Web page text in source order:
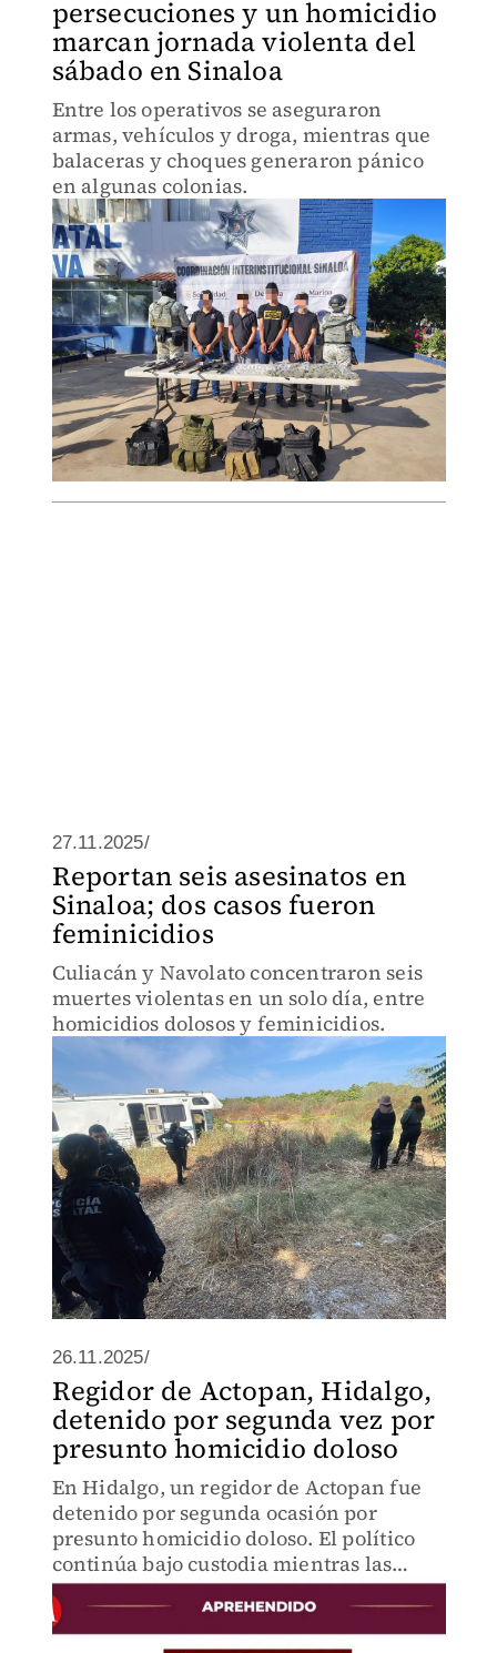
persecuciones y un homicidio
marcan jornada violenta del
sábado en Sinaloa
Entre los operativos se aseguraron
armas, vehículos y droga, mientras que
balaceras y choques generaron pánico
en algunas colonias.
27.11.2025/
Reportan seis asesinatos en
Sinaloa; dos casos fueron
feminicidios
Culiacán y Navolato concentraron seis
muertes violentas en un solo día, entre
homicidios dolosos y feminicidios.
26.11.2025/
Regidor de Actopan, Hidalgo,
detenido por segunda vez por
presunto homicidio doloso
En Hidalgo, un regidor de Actopan fue
detenido por segunda ocasión por
presunto homicidio doloso. El político
continúa bajo custodia mientras las
autoridades investigan los hechos y
determinan su situación legal.